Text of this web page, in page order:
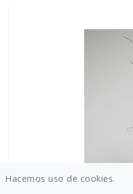
Hacemos uso de cookies.